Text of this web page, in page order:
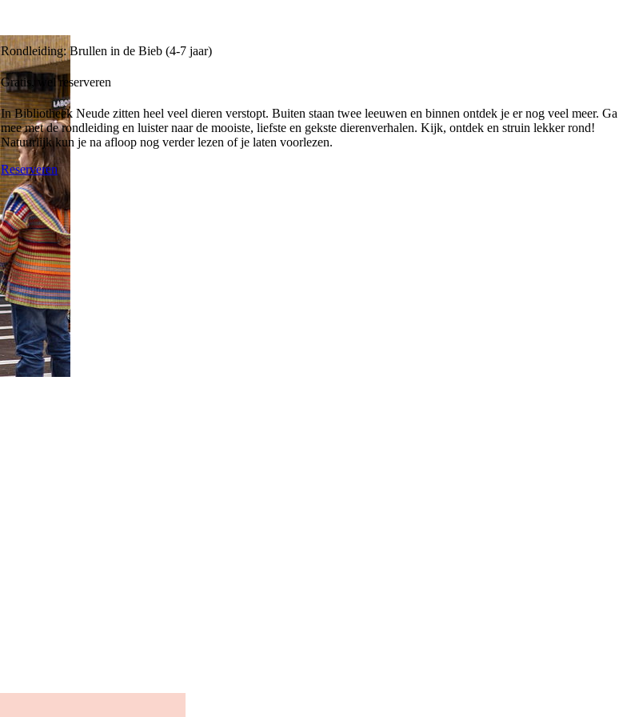
Rondleiding: Brullen in de Bieb (4-7 jaar)
Gratis, wel reserveren
In Bibliotheek Neude zitten heel veel dieren verstopt. Buiten staan twee leeuwen en binnen ontdek je er nog veel meer. Ga
mee met de rondleiding en luister naar de mooiste, liefste en gekste dierenverhalen. Kijk, ontdek en struin lekker rond!
Natuurlijk kun je na afloop nog verder lezen of je laten voorlezen.
Reserveren